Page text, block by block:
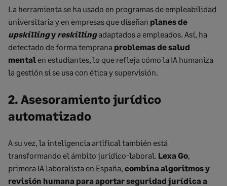
La herramienta se ha usado en programas de empleabilidad
universitaria y en empresas que diseñan planes de
upskillingy reskillingadaptados a empleados. Así, ha
detectado de forma temprana problemas de salud
mental en estudiantes, lo que refleja cómo la IA humaniza
la gestión si se usa con ética y supervisión.
2. Asesoramiento jurídico
automatizado
A su vez, la inteligencia artifical también está
transformando el ámbito jurídico-laboral. Lexa Go
primera IA laboralista en España, combina algoritmos y
revisión humana para aportar seguridad jurídica a